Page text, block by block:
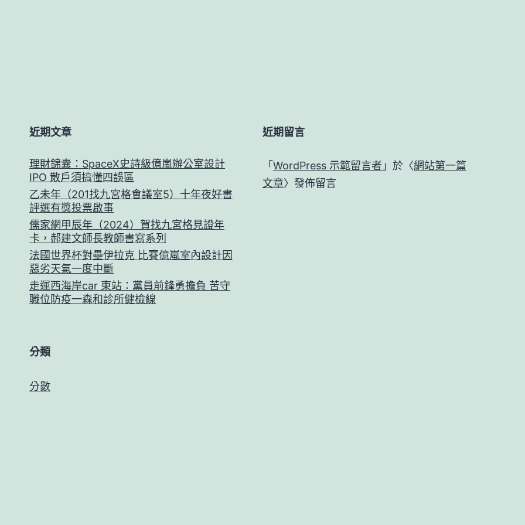
近期文章
理財錦囊：SpaceX史詩級億嵐辦公室設計
IPO 散戶須搞懂四誤區
乙未年（201找九宮格會議室5）十年夜好書
評選有獎投票啟事
儒家網甲辰年（2024）賀找九宮格見證年
卡，郝建文師長教師書寫系列
法國世界杯對壘伊拉克 比賽億嵐室內設計因
惡劣天氣一度中斷
走運西海岸car 東站：黨員前鋒勇擔負 苦守
職位防疫一森和診所健檢線
近期留言
「 WordPress 示範留言者 」於〈網站第一篇
文章〉發佈留言
分類
分數